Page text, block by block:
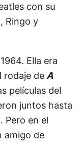
con su
Ringo y
Ella era
rodaje deA
películas del
juntos hasta
Pero en el
amigo de